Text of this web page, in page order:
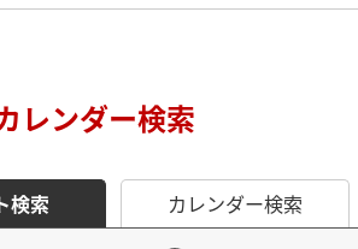
レンダー検索
検索 カレンダー検索